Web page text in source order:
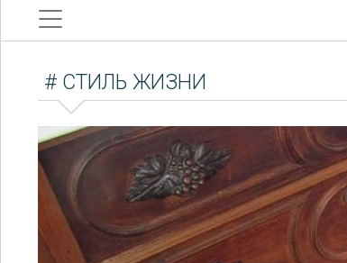
# СТИЛЬ ЖИЗНИ